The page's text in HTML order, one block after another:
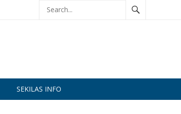
SEKILAS INFO